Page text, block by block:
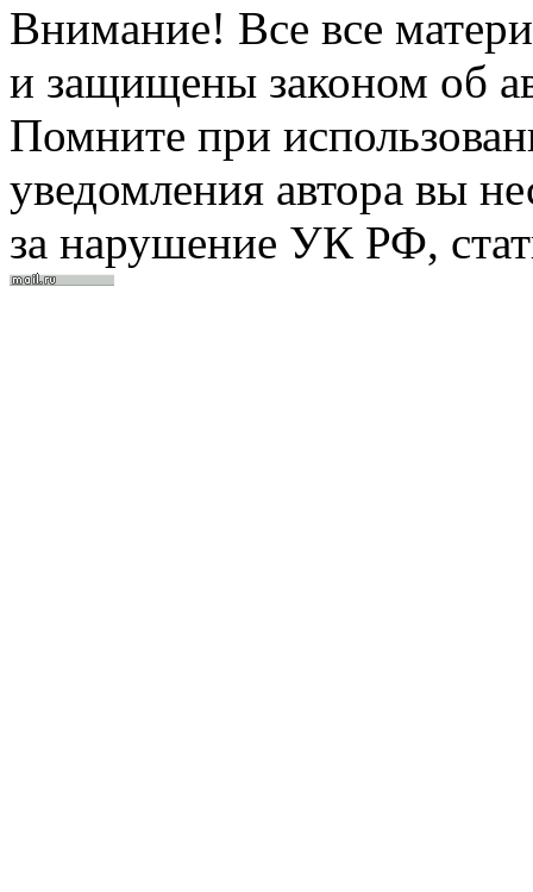
Внимание! Все все
и защищены законом об
Помните при
уведомления автора вы
за нарушение УК РФ,